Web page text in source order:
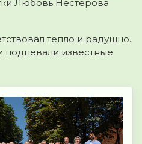
Любовь Нестерова
тепло и радушно.
подпевали известные